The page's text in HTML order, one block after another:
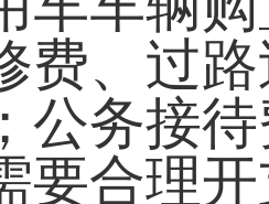
费、过
公务接
要合理